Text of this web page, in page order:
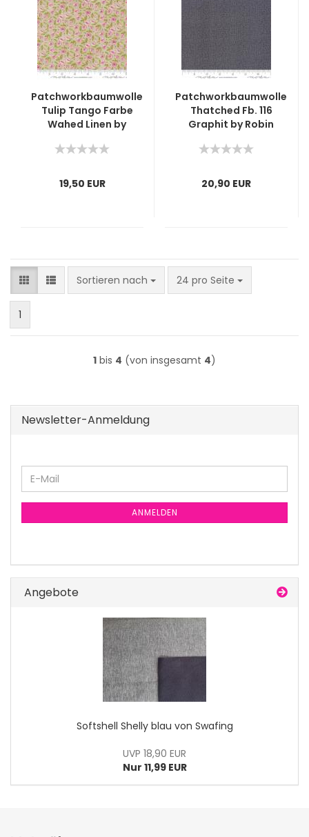
Patchworkbaumwolle
Tulip Tango Farbe
Wahed Linen by
Moda 48713-12
19,50 EUR
Patchworkbaumwolle
Thatched Fb. 116
Graphit by Robin
20,90 EUR
Sortieren nach
Sortieren nach 24 pro Seite
pro Seite
1
1 bis 4 (von insgesamt 4)
Newsletter-Anmeldung
E-
Mail
ANMELDEN
Angebote
Softshell Shelly blau von Swafing
UVP 18,90 EUR
Nur 11,99 EUR